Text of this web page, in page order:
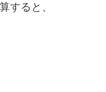
すると、